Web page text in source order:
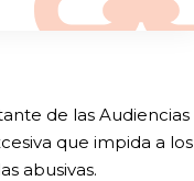
de las Audiencias
que impida a los
abusivas.